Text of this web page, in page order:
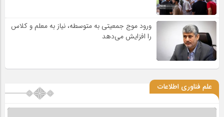
ورود موج جمعیتی به متوسطه، نیاز به معلم و کلاس
را افزایش می‌دهد
علم فناوری اطلاعات